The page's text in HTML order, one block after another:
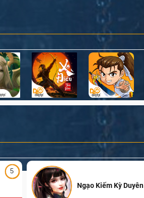
5
Ngạo Kiếm Kỳ Duyên